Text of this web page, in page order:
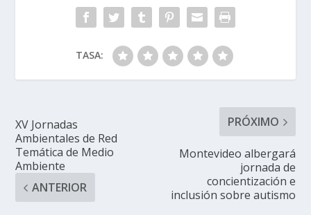
TASA:
XV Jornadas
Ambientales de Red
Temática de Medio
Ambiente
ANTERIOR
PRÓXIMO
Montevideo albergará
jornada de
concientización e
inclusión sobre autismo